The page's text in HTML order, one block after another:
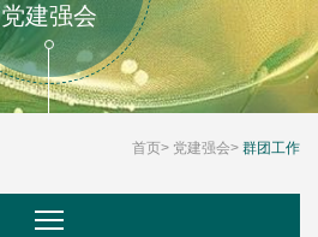
党建强会
首页> 党建强会> 群团工作